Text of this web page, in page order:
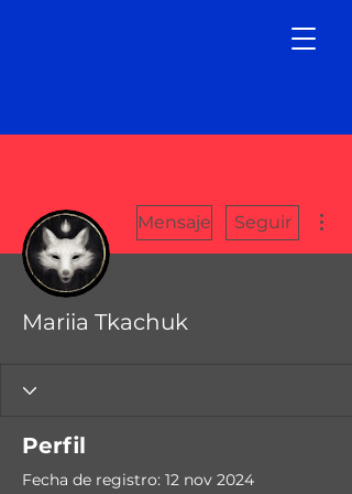
Mensaje Seguir
Mariia Tkachuk
Perfil
Fecha de registro: 12 nov 2024